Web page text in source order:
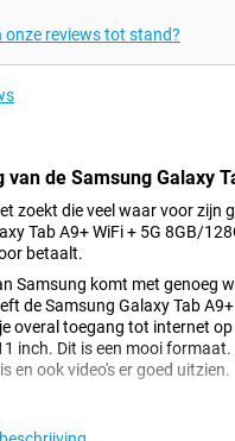
onze reviews tot stand?
van de Samsung Galaxy
zoekt die veel waar voor zijn
Tab A9+ WiFi + 5G 8GB/
betaalt.
Samsung komt met genoeg
de Samsung Galaxy Tab
overal toegang tot internet
inch. Dit is een mooi
en ook video's er goed uitzien.